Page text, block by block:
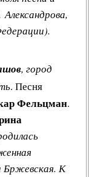
, город
. Песня
Фельцман.
К